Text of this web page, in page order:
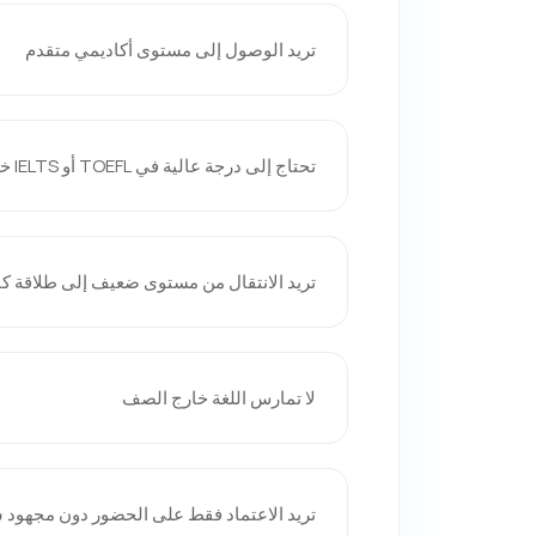
تريد الوصول إلى مستوى أكاديمي متقدم
تحتاج إلى درجة عالية في TOEFL أو IELTS خلال فترة قصيرة
تريد الانتقال من مستوى ضعيف إلى طلاقة
لا تمارس اللغة خارج الصف
تريد الاعتماد فقط على الحضور دون